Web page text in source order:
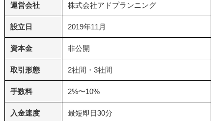
運営会社 株式会社アドプランニング
設立日 2019年11月
資本金 非公開
取引形態 2社間・3社間
手数料 2%〜10%
入金速度 最短即日30分